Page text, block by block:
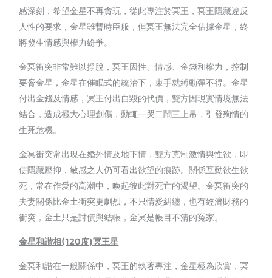
感深刻，希望金星不再貪玩，從此專注於冥王，冥王隱藏違反
人性的要求，金星雖暫時臣服，但冥王無法完全佔據金星，終
將發生情感與權力紛爭。
金冥衝突非常難以掙脫，冥王因性、情感、金錢和權力，控制
要脅金星，金星在催眠式的統治下，束手就縛動彈不得。金星
付出金錢及情感，冥王付出自毀的代價，雙方因現實情境無法
結合，造成極大心理創傷，動輒一哭二鬧三上吊，引發殉情的
生死危機。
金冥衝突常出現在婚外情及地下情，雙方克制激情與性欲，即
使隱藏壓抑，敏感之人仍可看出欲望的痕跡。關係互動欲生欲
死，常在作愛的高潮中，喚起彼此對死亡的渴望。金冥衝突的
夫妻關係比金土衝突更劇烈，不只情愛糾纏，也有經濟財務的
衝突，金土只是討債與結帳，金冥是帳目不清的冤家。
金星和諧相(120度)冥王星
金冥和諧在一般關係中，冥王的執著專注，金星極為欣賞，冥